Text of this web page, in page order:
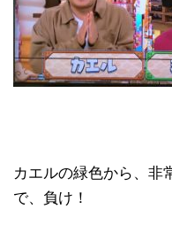
カエルの緑色から、非
で、負け！